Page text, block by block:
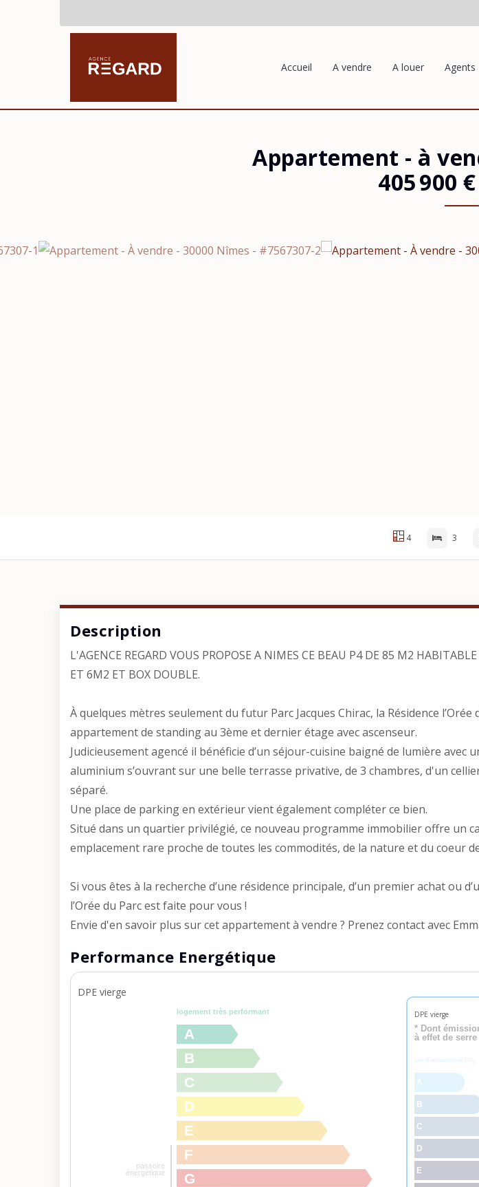
Accueil A vendre A louer Agents
Appartement - à
405 900 €
4 3
Description
L'AGENCE REGARD VOUS PROPOSE A NIMES CE BEAU P4 DE 85 M2
ET 6M2 ET BOX DOUBLE.
À quelques mètres seulement du futur Parc Jacques Chirac, la Résidence
appartement de standing au 3ème et dernier étage avec ascenseur.
Judicieusement agencé il bénéficie d’un séjour-cuisine baigné de lumière avec
aluminium s’ouvrant sur une belle terrasse privative, de 3 chambres, d'un
séparé.
Une place de parking en extérieur vient également compléter ce bien.
Situé dans un quartier privilégié, ce nouveau programme immobilier offre un
emplacement rare proche de toutes les commodités, de la nature et du coeur
Si vous êtes à la recherche d’une résidence principale, d’un premier achat ou
l’Orée du Parc est faite pour vous !
Envie d'en savoir plus sur cet appartement à vendre ? Prenez contact avec
Performance Energétique
DPE vierge
logement très performant
A
B
C
D
E
passoire
énergétique
F
G
DPE vierge
* Dont
à effet de serre
peu d'émissions de CO
A
B
C
D
E